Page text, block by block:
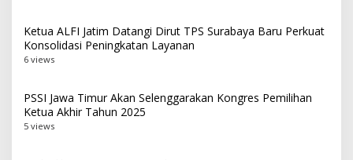
Ketua ALFI Jatim Datangi Dirut TPS Surabaya Baru Perkuat
Konsolidasi Peningkatan Layanan
6 views
PSSI Jawa Timur Akan Selenggarakan Kongres Pemilihan
Ketua Akhir Tahun 2025
5 views